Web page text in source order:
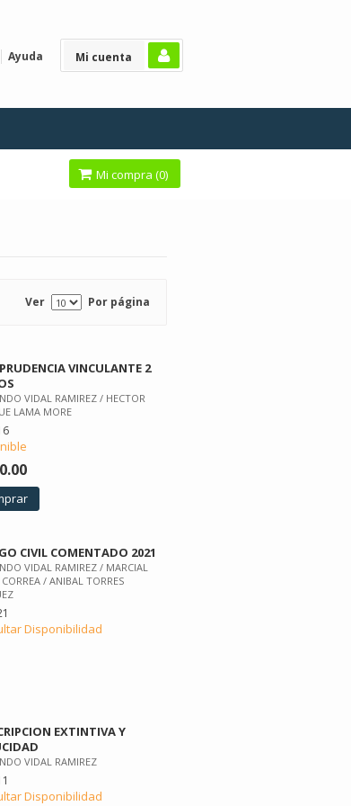
Mi cuenta
Ayuda
Mi compra (0)
Ver Por página
VINCULANTE 2
VIDAL RAMIREZ / HECTOR
LAMA MORE
CIVIL COMENTADO 2021
VIDAL RAMIREZ / MARCIAL
/ ANIBAL TORRES
Disponibilidad
EXTINTIVA Y
VIDAL RAMIREZ
Disponibilidad